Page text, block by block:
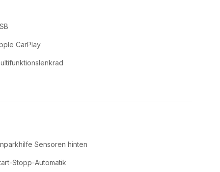
CarPlay
Sensoren hinten
Stopp-Automatik